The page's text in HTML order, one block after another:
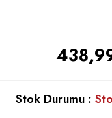
Stok Durumu :